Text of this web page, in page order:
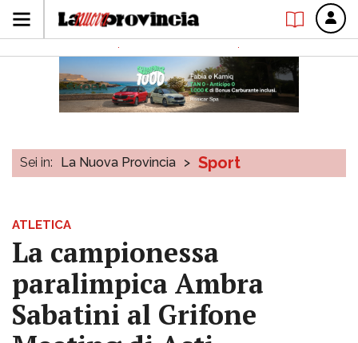
Sei in: La Nuova Provincia > Sport
ATLETICA
La campionessa
paralimpica Ambra
Sabatini al Grifone